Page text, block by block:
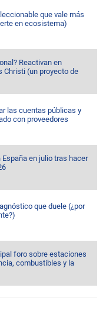
que vale más
en ecosistema)
Reactivan en
Christi (un proyecto de
las cuentas públicas y
con proveedores
en julio tras hacer
que duele (¿por
foro sobre estaciones
combustibles y la